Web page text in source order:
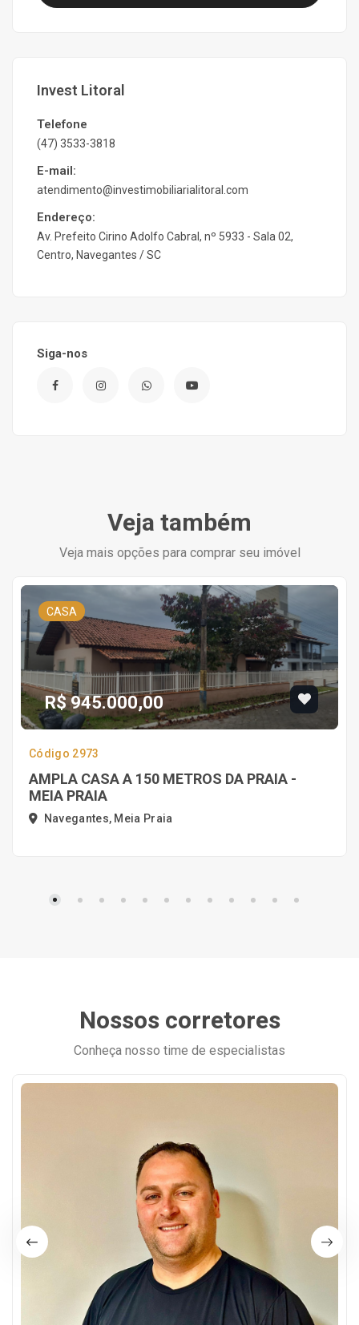
Invest Litoral
Telefone
(47) 3533-3818
E-mail:
atendimento@investimobiliarialitoral.com
Endereço:
Av. Prefeito Cirino Adolfo Cabral, nº 5933 - Sala 02,
Centro, Navegantes / SC
Siga-nos
Veja também
Veja mais opções para comprar seu imóvel
CASA
R$ 945.000,00
Código 2973
AMPLA CASA A 150 METROS DA PRAIA -
MEIA PRAIA
Navegantes, Meia Praia
Nossos corretores
Conheça nosso time de especialistas